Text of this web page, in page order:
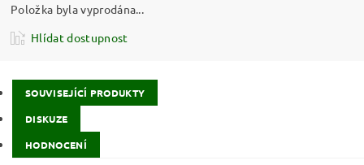
Položka byla vyprodána...
Hlídat dostupnost
SOUVISEJÍCÍ PRODUKTY
DISKUZE
HODNOCENÍ